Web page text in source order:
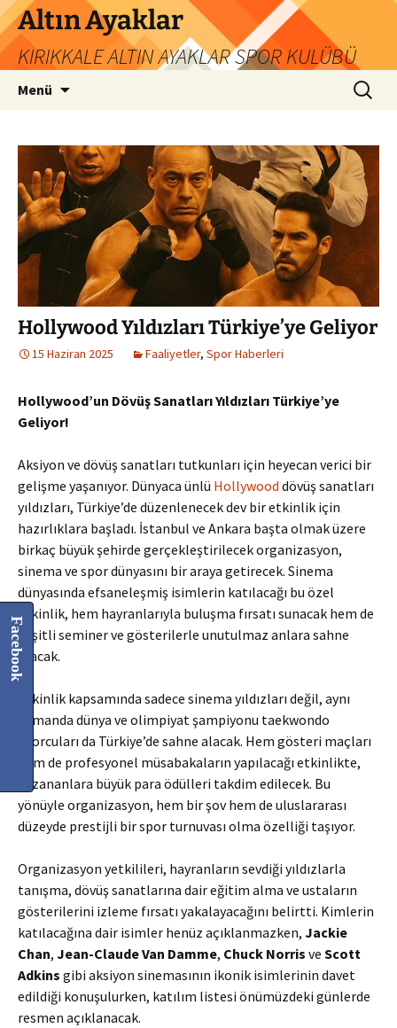
İçeriğe
atlaAltın Ayaklar
KIRIKKALE ALTIN AYAKLAR SPOR KULÜBÜ
Menü Arama:
Hollywood Yıldızları Türkiye’ye Geliyor
15 Haziran 2025 Faaliyetler, Spor Haberleri
Hollywood’un Dövüş Sanatları Yıldızları Türkiye’ye
Geliyor!
Aksiyon ve dövüş sanatları tutkunları için heyecan verici bir
gelişme yaşanıyor. Dünyaca ünlü Hollywood dövüş sanatları
yıldızları, Türkiye’de düzenlenecek dev bir etkinlik için
hazırlıklara başladı. İstanbul ve Ankara başta olmak üzere
birkaç büyük şehirde gerçekleştirilecek organizasyon,
sinema ve spor dünyasını bir araya getirecek. Sinema
dünyasında efsaneleşmiş isimlerin katılacağı bu özel
etkinlik, hem hayranlarıyla buluşma fırsatı sunacak hem de
çeşitli seminer ve gösterilerle unutulmaz anlara sahne
olacak.
Etkinlik kapsamında sadece sinema yıldızları değil, aynı
zamanda dünya ve olimpiyat şampiyonu taekwondo
sporcuları da Türkiye’de sahne alacak. Hem gösteri maçları
hem de profesyonel müsabakaların yapılacağı etkinlikte,
kazananlara büyük para ödülleri takdim edilecek. Bu
yönüyle organizasyon, hem bir şov hem de uluslararası
düzeyde prestijli bir spor turnuvası olma özelliği taşıyor.
Organizasyon yetkilileri, hayranların sevdiği yıldızlarla
tanışma, dövüş sanatlarına dair eğitim alma ve ustaların
gösterilerini izleme fırsatı yakalayacağını belirtti. Kimlerin
katılacağına dair isimler henüz açıklanmazken, Jackie
Chan, Jean-Claude Van Damme, Chuck Norris ve Scott
Adkins gibi aksiyon sinemasının ikonik isimlerinin davet
edildiği konuşulurken, katılım listesi önümüzdeki günlerde
resmen açıklanacak.
Facebook